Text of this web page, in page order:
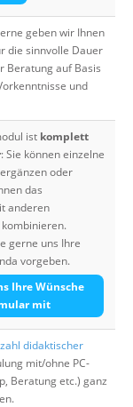
geben wir Ihnen
die sinnvolle Dauer
Beratung auf Basis
und
ist komplett
: Sie können einzelne
oder
das
anderen
gerne uns Ihre
vorgeben.
Ihre Wünsche
mit
didaktischer
mit/ohne PC-
Beratung etc.) ganz